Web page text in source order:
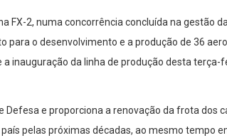
FX-2, numa concorrência concluída na gestão
para o desenvolvimento e a produção de 36
inauguração da linha de produção desta terça-
Defesa e proporciona a renovação da frota dos
pelas próximas décadas, ao mesmo tempo